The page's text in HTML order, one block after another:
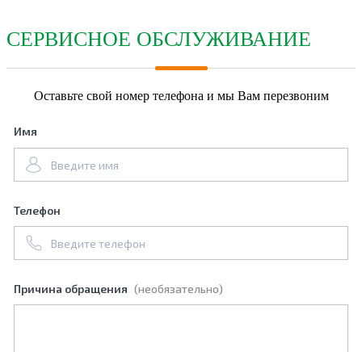
СЕРВИСНОЕ ОБСЛУЖИВАНИЕ
Оставьте свой номер телефона и мы Вам перезвоним
Имя
Телефон
Причина обращения (необязательно)